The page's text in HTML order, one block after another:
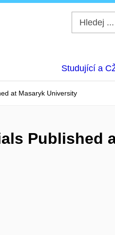
Studující a
at Masaryk University
Published